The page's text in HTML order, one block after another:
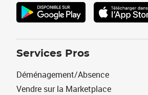
Services Pros
Déménagement/Absence
Vendre sur la Marketplace